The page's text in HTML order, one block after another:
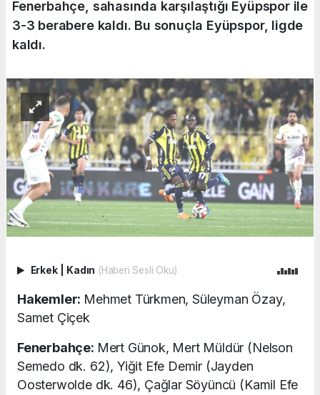
Fenerbahçe, sahasında karşılaştığı Eyüpspor ile
3-3 berabere kaldı. Bu sonuçla Eyüpspor, ligde
kaldı.
Erkek Kadın (Haberi Sesli Oku)
Hakemler: Mehmet Türkmen, Süleyman Özay,
Samet Çiçek
Fenerbahçe: Mert Günok, Mert Müldür (Nelson
Semedo dk. 62), Yiğit Efe Demir (Jayden
Oosterwolde dk. 46), Çağlar Söyüncü (Kamil Efe